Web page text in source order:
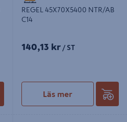
REGEL 45X70X5400 NTR/AB
C14
140,13 kr / ST
Läs mer